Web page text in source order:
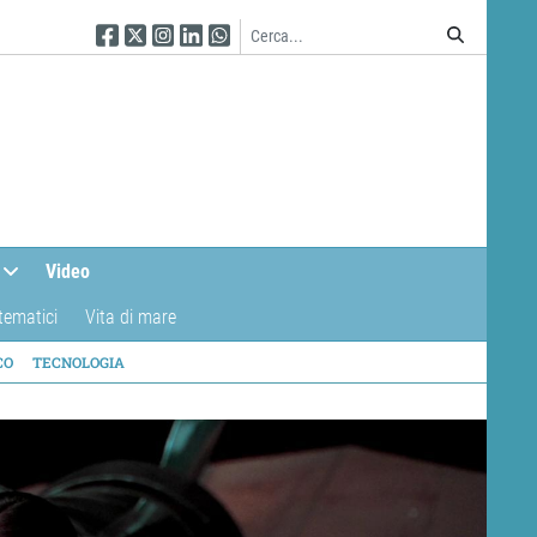
Seguici su Facebook
Seguici su Twitter
Seguici su Instagram
Seguici su Linkedin
Seguici su WhatsApp
Video
Vita di mare
TECNOLOGIA